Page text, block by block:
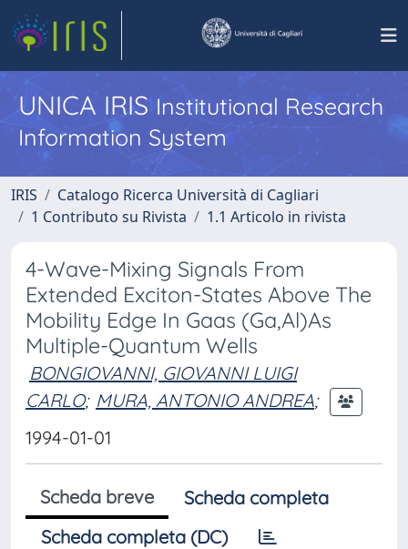
UNICA IRISInstitutional Research
Information System
IRIS
Catalogo Ricerca Università di Cagliari
1 Contributo su Rivista
1.1 Articolo in rivista
4-Wave-Mixing Signals From
Extended Exciton-States Above The
Mobility Edge In Gaas (Ga,Al)As
Multiple-Quantum Wells
BONGIOVANNI, GIOVANNI LUIGI
CARLO; MURA, ANTONIO ANDREA;
1994-01-01
Scheda breve
Scheda completa
Scheda completa (DC)